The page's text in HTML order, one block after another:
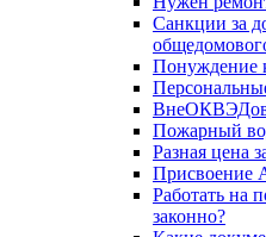
Санкции за
Понуждение
Пожарный
Разная цена
Присвоение
Работать на
законно?